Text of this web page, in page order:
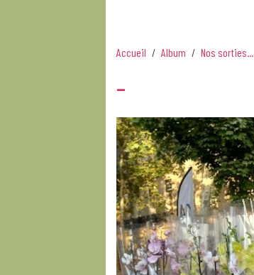
Accueil Album Nos sorties...
-